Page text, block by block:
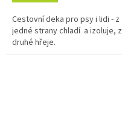
Cestovní deka pro psy i lidi - z
jedné strany chladí a izoluje, z
druhé hřeje.